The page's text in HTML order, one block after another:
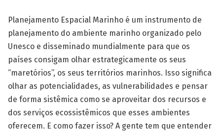
Planejamento Espacial Marinho é um instrumento de
planejamento do ambiente marinho organizado pelo
Unesco e disseminado mundialmente para que os
países consigam olhar estrategicamente os seus
“maretórios”, os seus territórios marinhos. Isso significa
olhar as potencialidades, as vulnerabilidades e pensar
de forma sistêmica como se aproveitar dos recursos e
dos serviços ecossistêmicos que esses ambientes
oferecem. E como fazer isso? A gente tem que entender